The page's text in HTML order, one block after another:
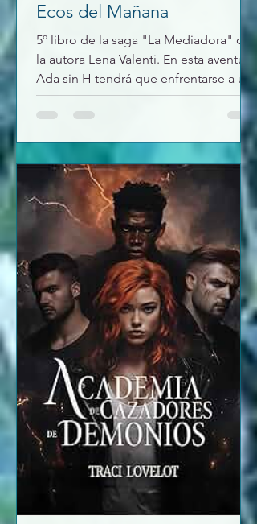
Ecos del Mañana
5º libro de la saga "La Mediadora" de
la autora Lena Valenti. En esta aventura
Ada sin H tendrá que enfrentarse a un
cuerpo quemado que aparece en el
lago, a un nuevo cambi0 en su vida ya
policial complicado, que con la ayuda
de Ada y el inspector Eric conseguirán
desmantelar unas mafias muy
importantes. Libro lleno de intriga,
amor, fantasmas, amistad, peligro.
Como siempre una delicia leer a Lena,
por to